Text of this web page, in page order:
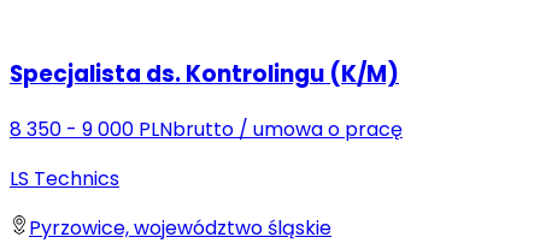
Specjalista ds. Kontrolingu (K/M)
8 350 - 9 000 PLNbrutto / umowa o pracę
LS Technics
Pyrzowice, województwo śląskie